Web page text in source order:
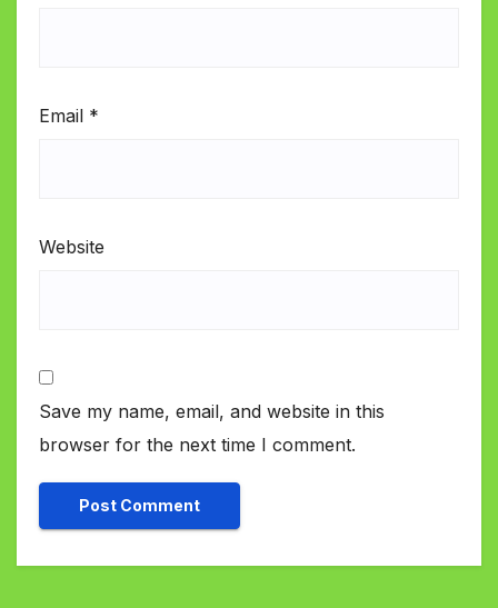
Email *
Website
Save my name, email, and website in this
browser for the next time I comment.